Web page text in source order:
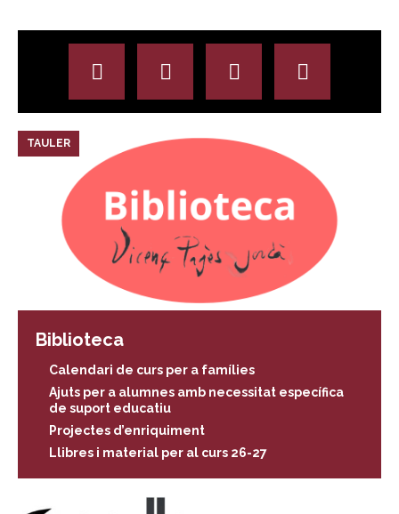
TAULER
Biblioteca
Calendari de curs per a famílies
Ajuts per a alumnes amb necessitat específica
de suport educatiu
Projectes d’enriquiment
Llibres i material per al curs 26-27